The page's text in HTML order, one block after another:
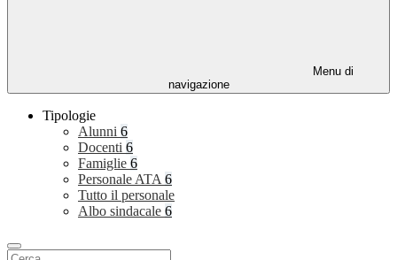
Menu di
navigazione
Tipologie
Alunni 6
Docenti 6
Famiglie 6
Personale ATA 6
Tutto il personale
Albo sindacale 6